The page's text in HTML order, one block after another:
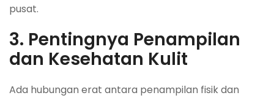
pusat.
3. Pentingnya Penampilan
dan Kesehatan Kulit
Ada hubungan erat antara penampilan fisik dan